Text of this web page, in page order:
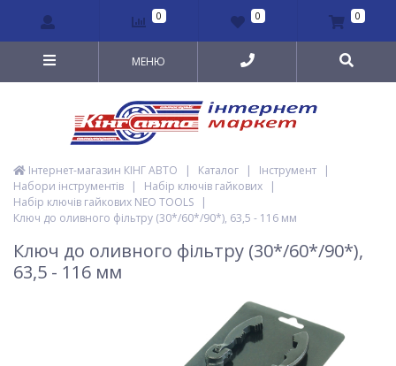
0 0 0
МЕНЮ
Інтернет-магазин КІНГ АВТО | Каталог | Інструмент
|
Набори інструментів
| Набір ключів гайкових
|
Набір ключів гайкових NEO TOOLS
|
Ключ до оливного фільтру (30*/60*/90*), 63,5 - 116 мм
Ключ до оливного фільтру (30*/60*/90*),
63,5 - 116 мм